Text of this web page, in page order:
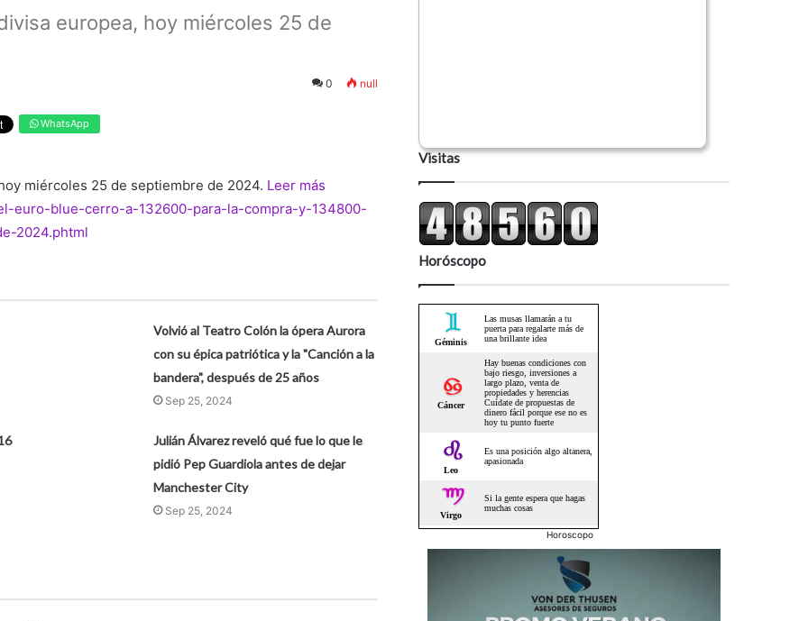
europea, hoy miércoles 25 de
0 null
WhatsApp
miércoles 25 de septiembre de 2024. Leer más
euro-blue-cerro-a-132600-para-la-compra-y-134800-
2024.phtml
Volvió al Teatro Colón la ópera Aurora
con su épica patriótica y la "Canción a la
bandera", después de 25 años
Sep 25, 2024
Julián Álvarez reveló qué fue lo que le
pidió Pep Guardiola antes de dejar
Manchester City
Sep 25, 2024
Visitas
Horóscopo
Horoscopo